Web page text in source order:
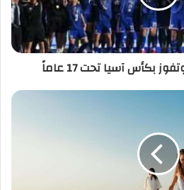
بكأس آسيا تحت 17 عاماً